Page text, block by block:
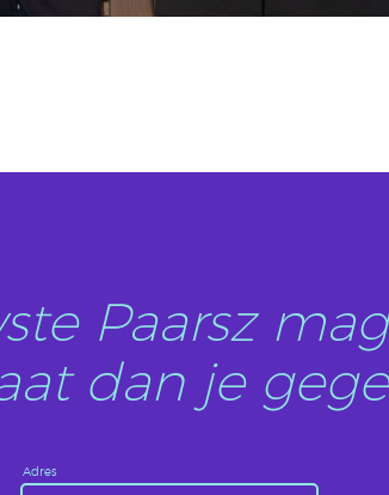
Paarsz
dan je
Adres